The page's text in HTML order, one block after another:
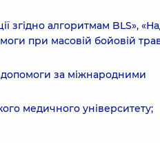
згідно алгоритмам BLS»,
при масовій бойовій
допомоги за міжнародними
медичного університету;